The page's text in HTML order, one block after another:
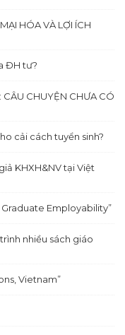
HÓA VÀ LỢI ÍCH
ĐH tư?
CÂU CHUYỆN CHƯA CÓ
cải cách tuyển sinh?
KHXH&NV tại Việt
Employability”
nhiều sách giáo
Vietnam”